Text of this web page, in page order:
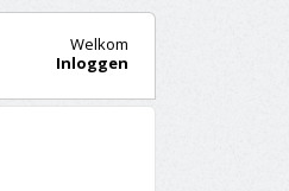
Welkom
Inloggen